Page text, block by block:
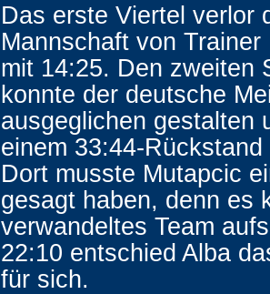
Das erste Viertel verlor
Mannschaft von Trainer
mit 14:25. Den zweiten
konnte der deutsche
ausgeglichen gestalten
einem 33:44-
Dort musste Mutapcic
gesagt haben, denn es
verwandeltes Team
22:10 entschied Alba
für sich.